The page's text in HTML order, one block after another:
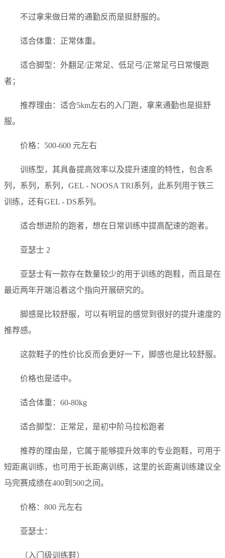
不过拿来做日常的通勤反而是挺舒服的。
适合体重：正常体重。
适合脚型：外翻足/正常足、低足弓/正常足弓日常慢跑
者；
推荐理由：适合5km左右的入门跑，拿来通勤也是挺舒
服。
价格：500-600 元左右
训练型，其具备提高效率以及提升速度的特性，包含系
列，系列，系列，GEL - NOOSA TRI系列，此系列用于铁三
训练，还有GEL - DS系列。
适合想进阶的跑者，想在日常训练中提高配速的跑者。
亚瑟士 2
亚瑟士有一款存在数量较少的用于训练的跑鞋，而且是在
最近两年开端沿着这个指向开展研究的。
脚感是比较舒服，可以有明显的感觉到很好的提升速度的
推荐感。
这款鞋子的性价比反而会更好一下，脚感也是比较舒服。
价格也是适中。
适合体重：60-80kg
适合脚型：正常足，是初中阶马拉松跑者
推荐的理由是，它属于能够提升效率的专业跑鞋，可用于
短距离训练，也可用于长距离训练，这里的长距离训练建议全
马完赛成绩在400到500之间。
价格：800 元左右
亚瑟士：
（入门级训练鞋）